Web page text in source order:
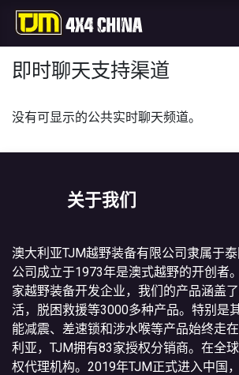
即时聊天支持渠道
没有可显示的公共实时聊天频道。
关于我们
澳大利亚TJM越野装备有限公司隶属于泰
公司成立于1973年是澳式越野的开创者
家越野装备开发企业，我们的产品涵盖
活，脱困救援等3000多种产品。特别是
能减震、差速锁和涉水喉等产品始终走
利亚，TJM拥有83家授权分销商。在全
权代理机构。2019年TJM正式进入中国